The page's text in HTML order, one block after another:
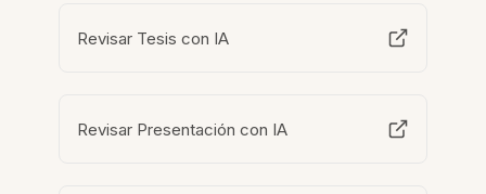
Revisar Tesis con IA
Revisar Presentación con IA